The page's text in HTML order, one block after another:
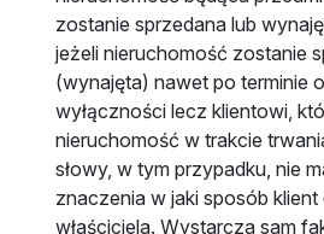
zostanie sprzedana lub
jeżeli nieruchomość zostanie
(wynajęta) nawet po terminie
wyłączności lecz klientowi,
nieruchomość w trakcie
słowy, w tym przypadku, nie
znaczenia w jaki sposób klient
właściciela. Wystarcza sam